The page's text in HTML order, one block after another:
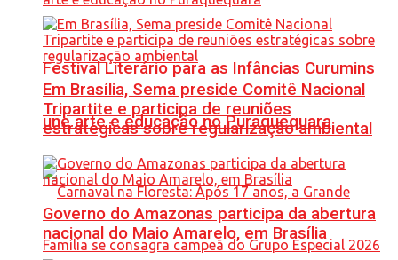
Festival Literário para as Infâncias Curumins
une arte e educação no Puraquequara
Em Brasília, Sema preside Comitê Nacional
Tripartite e participa de reuniões
estratégicas sobre regularização ambiental
Governo do Amazonas participa da abertura
nacional do Maio Amarelo, em Brasília